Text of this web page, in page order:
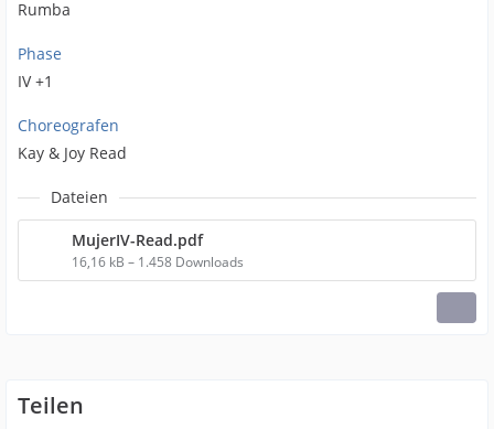
Rumba
Phase
IV +1
Choreografen
Kay & Joy Read
Dateien
MujerIV-Read.pdf
16,16 kB – 1.458 Downloads
Teilen